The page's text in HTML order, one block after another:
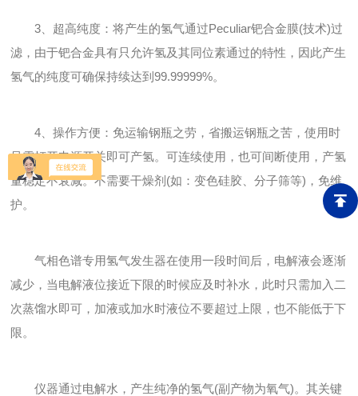
3、超高纯度：将产生的氢气通过Peculiar钯合金膜(技术)过
滤，由于钯合金具有只允许氢及其同位素通过的特性，因此产生
氢气的纯度可确保持续达到99.99999%。
4、操作方便：免运输钢瓶之劳，省搬运钢瓶之苦，使用时
只需打开电源开关即可产氢。可连续使用，也可间断使用，产氢
量稳定不衰减。不需要干燥剂(如：变色硅胶、分子筛等)，免维
护。
气相色谱专用氢气发生器在使用一段时间后，电解液会逐渐
减少，当电解液位接近下限的时候应及时补水，此时只需加入二
次蒸馏水即可，加液或加水时液位不要超过上限，也不能低于下
限。
仪器通过电解水，产生纯净的氢气(副产物为氧气)。其关键